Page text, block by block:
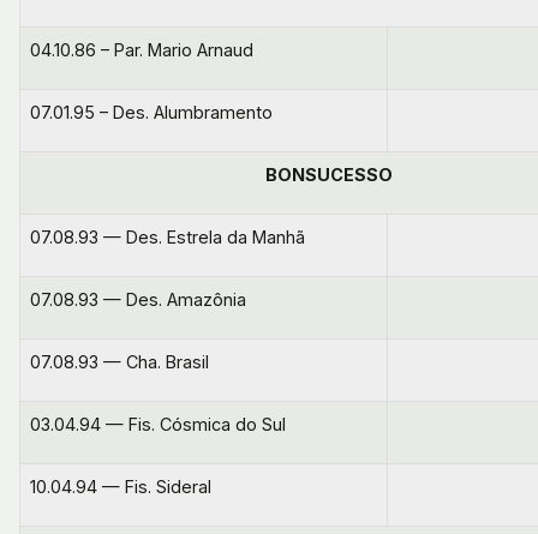
04.10.86 – Par. Mario Arnaud
07.01.95 – Des. Alumbramento
BONSUCESSO
07.08.93 — Des. Estrela da Manhã
07.08.93 — Des. Amazônia
07.08.93 — Cha. Brasil
03.04.94 — Fis. Cósmica do Sul
10.04.94 — Fis. Sideral